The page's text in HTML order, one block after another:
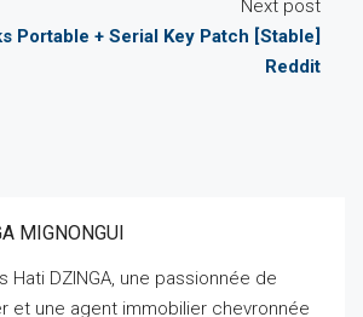
Next post
Portable + Serial Key Patch [Stable]
Reddit
MIGNONGUI
Hati DZINGA, une passionnée de
et une agent immobilier chevronnée